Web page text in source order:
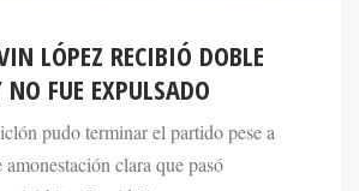
LÓPEZ RECIBIÓ DOBLE
FUE EXPULSADO
pudo terminar el partido pese a
clara que pasó
el árbitro David Cruz.